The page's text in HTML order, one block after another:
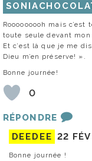
Rooooooooh mais
toute seule devant mon
Et c’est là que je me
Dieu m’en préserve! ».
Bonne journée!
0
RÉPONDRE
DEEDEE 22
Bonne journée !